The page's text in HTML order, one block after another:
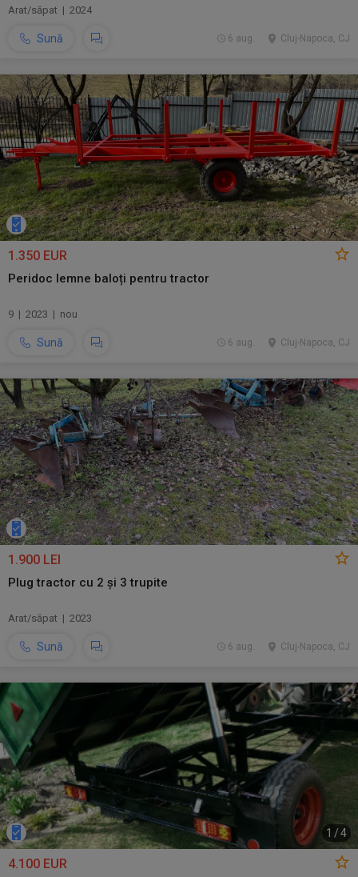
Arat/săpat | 2024
Sună Cluj-Napoca, CJ
6 aug.
1.350 EUR
Peridoc lemne baloți pentru tractor
9 | 2023 | nou
Sună Cluj-Napoca, CJ
6 aug.
1.900 LEI
Plug tractor cu 2 și 3 trupite
Arat/săpat | 2023
Sună Cluj-Napoca, CJ
6 aug.
1 /4
4.100 EUR